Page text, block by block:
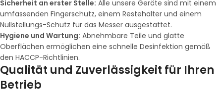
Sicherheit an erster Stelle: Alle unsere Geräte sind mit einem
umfassenden Fingerschutz, einem Restehalter und einem
Nullstellungs-Schutz für das Messer ausgestattet.
Hygiene und Wartung: Abnehmbare Teile und glatte
Oberflächen ermöglichen eine schnelle Desinfektion gemäß
den HACCP-Richtlinien.
Qualität und Zuverlässigkeit für Ihren
Betrieb